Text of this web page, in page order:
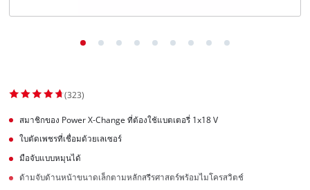
(323)
สมาชิกของ Power X-Change ที่ต้องใช้แบตเตอรี่ 1x18 V
ใบตัดเพชรที่เชื่อมด้วยเลเซอร์
มือจับแบบหมุนได้
ด้ามจับด้านหน้าขนาดเล็กตามหลักสรีรศาสตร์พร้อมไมโครสวิตช์